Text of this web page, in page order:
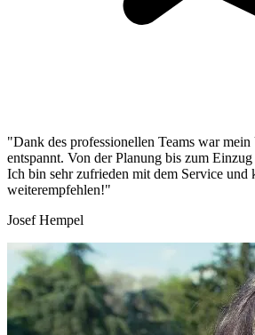
"Dank des professionellen Teams war
entspannt. Von der Planung bis zum
Ich bin sehr zufrieden mit dem Service und
weiterempfehlen!"
Josef Hempel